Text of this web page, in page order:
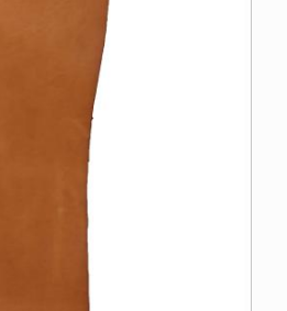
TEAM
CURATORI
EXTRA
PROCEEDINGS
SOCIAL MEDIA